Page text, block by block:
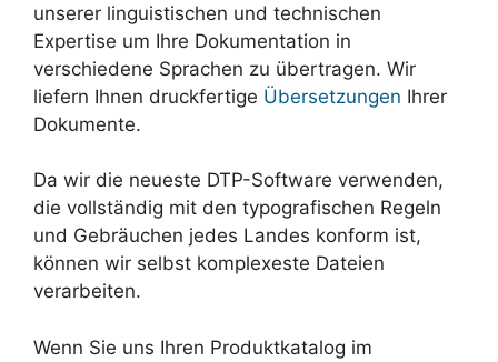
unserer linguistischen und technischen
Expertise um Ihre Dokumentation in
verschiedene Sprachen zu übertragen. Wir
liefern Ihnen druckfertige Übersetzungen Ihrer
Dokumente.
Da wir die neueste DTP-Software verwenden,
die vollständig mit den typografischen Regeln
und Gebräuchen jedes Landes konform ist,
können wir selbst komplexeste Dateien
verarbeiten.
Wenn Sie uns Ihren Produktkatalog im